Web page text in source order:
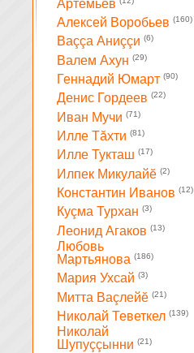
Артемьев
Алексей Воробьев (160)
Ваççа Аниççи (6)
Валем Ахун (29)
Геннадий Юмарт (90)
Денис Гордеев (22)
Иван Мучи (71)
Илле Тăхти (81)
Илле Тукташ (17)
Илпек Микулайĕ (2)
Константин Иванов (12)
Куçма Турхан (3)
Леонид Агаков (13)
Любовь
Мартьянова (186)
Мария Ухсай (3)
Митта Ваçлейĕ (21)
Николай Теветкел (139)
Николай
Шупуççынни (21)